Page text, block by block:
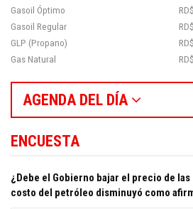
Gasoil Óptimo
Gasoil Regular
GLP (Propano)
Gas Natural
AGENDA DEL DÍA
ENCUESTA
¿Debe el Gobierno bajar el precio de
costo del petróleo disminuyó como